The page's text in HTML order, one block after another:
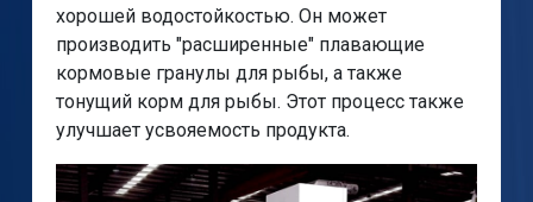
хорошей водостойкостью. Он может
производить "расширенные" плавающие
кормовые гранулы для рыбы, а также
тонущий корм для рыбы. Этот процесс также
улучшает усвояемость продукта.